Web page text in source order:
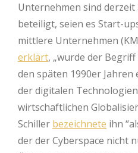
Unternehmen sind
beteiligt, seien es Start-
mittlere Unternehmen
erklärt, „wurde der
den späten 1990er
der digitalen
wirtschaftlichen
Schiller bezeichnete ihn
der der Cyberspace nicht